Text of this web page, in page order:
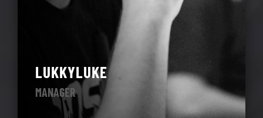
LUKKYLUKE
MANAGER